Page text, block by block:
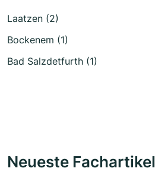
Laatzen (2)
Bockenem (1)
Bad Salzdetfurth (1)
Neueste Fachartikel